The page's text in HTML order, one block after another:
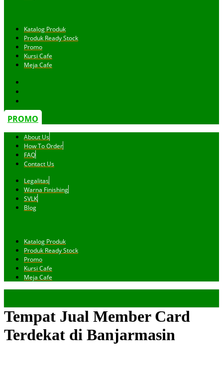
Katalog Produk
Produk Ready Stock
Promo
Kursi Cafe
Meja Cafe
PROMO
About Us
How To Order
FAQ
Contact Us
Legalitas
Warna Finishing
SVLK
Blog
Katalog Produk
Produk Ready Stock
Promo
Kursi Cafe
Meja Cafe
Tempat Jual Member Card
Terdekat di Banjarmasin